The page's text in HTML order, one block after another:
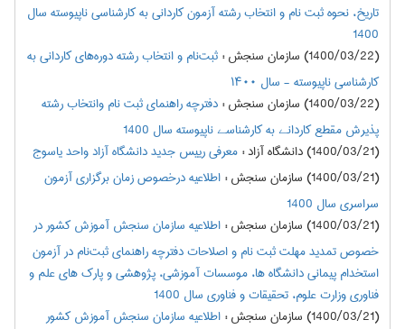
تاريخ، نحوه ثبت نام و انتخاب رشته آزمون كارداني به كارشناسي ناپيوسته سال
1400
(1400/03/22) سازمان سنجش
:ثبت‌نام و انتخاب رشته دوره‌های کاردانی به
کارشناسی ناپیوسته - سال ۱۴۰۰
(1400/03/22) سازمان سنجش
:دفترچه راهنمای ثبت نام وانتخاب رشته
پذیرش مقطع کاردانے به کارشناسے ناپيوسته سال 1400
(1400/03/21) دانشگاه آزاد
:معرفی رییس جدید دانشگاه آزاد واحد یاسوج
(1400/03/21) سازمان سنجش
:اطلاعيه درخصوص زمان برگزاری آزمون
سراسري سال 1400
(1400/03/21) سازمان سنجش
:اطلاعيه سازمان سنجش آموزش كشور در
خصوص تمديد مهلت ثبت نام و اصلاحات دفترچه‌ راهنماي ثبت‌نام در آزمون
استخدام پیمانی دانشگاه ها، موسسات آموزشی، پژوهشی و پارک های علم و
فناوری وزارت علوم، تحقیقات و فناوری سال 1400
(1400/03/21) سازمان سنجش
:اطلاعيه سازمان‌ سنجش‌ آموزش‌ كشور